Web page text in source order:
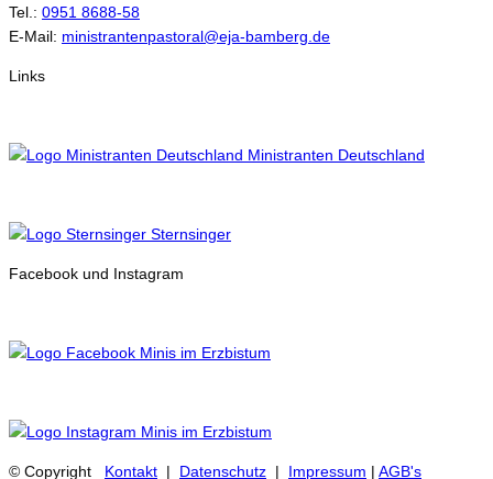
Tel.: 0951 8688-58
E-Mail: ministrantenpastoral@eja-bamberg.de
Links
Ministranten Deutschland
Sternsinger
Facebook und Instagram
Minis im Erzbistum
Minis im Erzbistum
© Copyright Kontakt | Datenschutz | Impressum | AGB's